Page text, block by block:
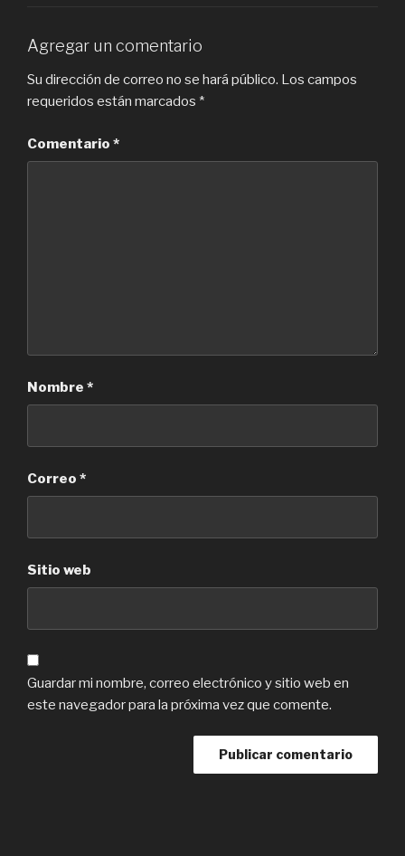
Agregar un comentario
Su dirección de correo no se hará público. Los campos
requeridos están marcados *
Comentario *
Nombre *
Correo *
Sitio web
Guardar mi nombre, correo electrónico y sitio web en
este navegador para la próxima vez que comente.